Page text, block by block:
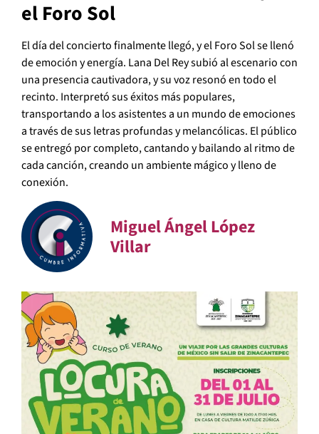
el Foro Sol
El día del concierto finalmente llegó, y el Foro Sol se llenó
de emoción y energía. Lana Del Rey subió al escenario con
una presencia cautivadora, y su voz resonó en todo el
recinto. Interpretó sus éxitos más populares,
transportando a los asistentes a un mundo de emociones
a través de sus letras profundas y melancólicas. El público
se entregó por completo, cantando y bailando al ritmo de
cada canción, creando un ambiente mágico y lleno de
conexión.
Miguel Ángel López
Villar